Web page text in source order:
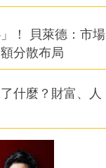
！ 貝萊德：市場
分散布局
什麼？財富、人